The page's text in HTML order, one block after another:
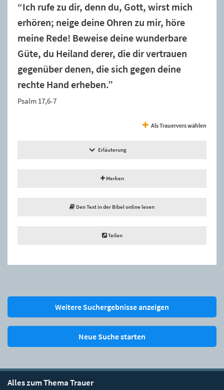
“Ich rufe zu dir, denn du, Gott, wirst mich
erhören; neige deine Ohren zu mir, höre
meine Rede! Beweise deine wunderbare
Güte, du Heiland derer, die dir vertrauen
gegenüber denen, die sich gegen deine
rechte Hand erheben.”
Psalm 17,6-7
Als Trauervers wählen
Erläuterung
Merken
Den Text in der Bibel online lesen
Teilen
Weitere Suchergebnisse anzeigen
Neue Suche starten
Alles zum Thema Trauer